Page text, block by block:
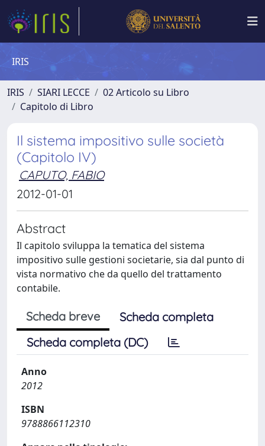
IRIS
IRIS SIARI LECCE
02 Articolo su Libro
Capitolo di Libro
Il sistema impositivo sulle società
(Capitolo IV)
CAPUTO, FABIO
2012-01-01
Abstract
Il capitolo sviluppa la tematica del sistema
impositivo sulle gestioni societarie, sia dal punto di
vista normativo che da quello del trattamento
contabile.
Scheda breve
Scheda completa
Scheda completa (DC)
Anno
2012
ISBN
9788866112310